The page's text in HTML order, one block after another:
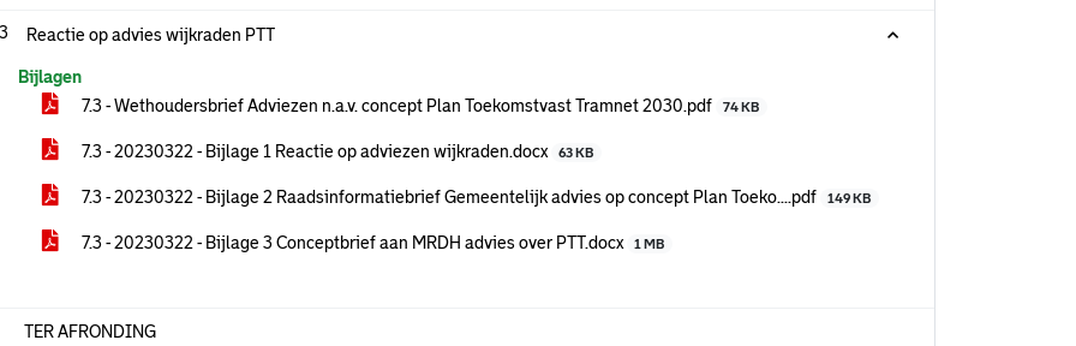
Reactie op advies wijkraden PTT
Bijlagen
7.3 - Wethoudersbrief Adviezen n.a.v. concept Plan Toekomstvast Tramnet 2030.pdf
74 KB
7.3 - 20230322 - Bijlage 1 Reactie op adviezen wijkraden.docx 63 KB
7.3 - 20230322 - Bijlage 2 Raadsinformatiebrief Gemeentelijk advies op concept Plan Toeko....pdf 149 KB
7.3 - 20230322 - Bijlage 3 Conceptbrief aan MRDH advies over PTT.docx 1 MB
TER AFRONDING